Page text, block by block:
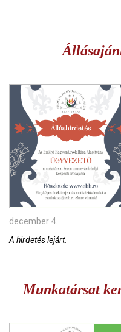
december 4.
A hirdetés lejárt.
Munkatársat